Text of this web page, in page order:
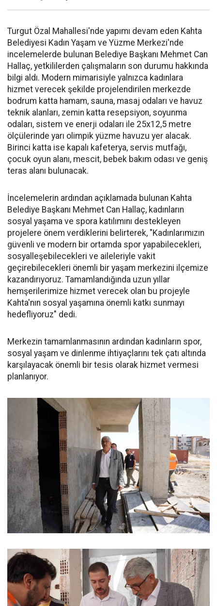
Turgut Özal Mahallesi'nde yapımı devam eden Kahta
Belediyesi Kadın Yaşam ve Yüzme Merkezi'nde
incelemelerde bulunan Belediye Başkanı Mehmet Can
Hallaç, yetkililerden çalışmaların son durumu hakkında
bilgi aldı. Modern mimarisiyle yalnızca kadınlara
hizmet verecek şekilde projelendirilen merkezde
bodrum katta hamam, sauna, masaj odaları ve havuz
teknik alanları, zemin katta resepsiyon, soyunma
odaları, sistem ve enerji odaları ile 25x12,5 metre
ölçülerinde yarı olimpik yüzme havuzu yer alacak.
Birinci katta ise kapalı kafeterya, servis mutfağı,
çocuk oyun alanı, mescit, bebek bakım odası ve geniş
teras alanı bulunacak.
İncelemelerin ardından açıklamada bulunan Kahta
Belediye Başkanı Mehmet Can Hallaç, kadınların
sosyal yaşama ve spora katılımını destekleyen
projelere önem verdiklerini belirterek, "Kadınlarımızın
güvenli ve modern bir ortamda spor yapabilecekleri,
sosyalleşebilecekleri ve aileleriyle vakit
geçirebilecekleri önemli bir yaşam merkezini ilçemize
kazandırıyoruz. Tamamlandığında uzun yıllar
hemşerilerimize hizmet verecek olan bu projeyle
Kahta'nın sosyal yaşamına önemli katkı sunmayı
hedefliyoruz" dedi.
Merkezin tamamlanmasının ardından kadınların spor,
sosyal yaşam ve dinlenme ihtiyaçlarını tek çatı altında
karşılayacak önemli bir tesis olarak hizmet vermesi
planlanıyor.